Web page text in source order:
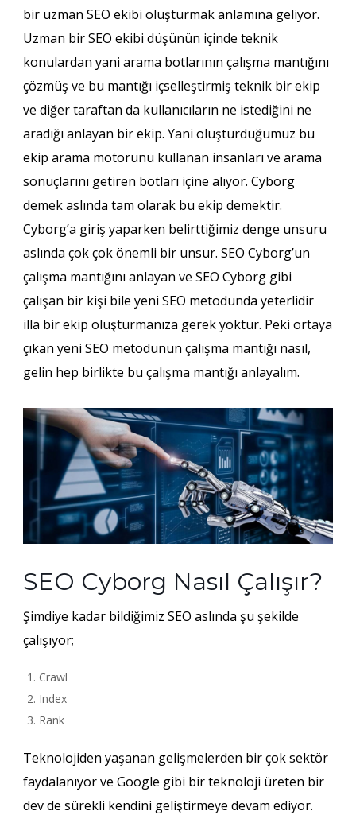
bir uzman SEO ekibi oluşturmak anlamına geliyor.
Uzman bir SEO ekibi düşünün içinde teknik
konulardan yani arama botlarının çalışma mantığını
çözmüş ve bu mantığı içselleştirmiş teknik bir ekip
ve diğer taraftan da kullanıcıların ne istediğini ne
aradığı anlayan bir ekip. Yani oluşturduğumuz bu
ekip arama motorunu kullanan insanları ve arama
sonuçlarını getiren botları içine alıyor. Cyborg
demek aslında tam olarak bu ekip demektir.
Cyborg’a giriş yaparken belirttiğimiz denge unsuru
aslında çok çok önemli bir unsur. SEO Cyborg’un
çalışma mantığını anlayan ve SEO Cyborg gibi
çalışan bir kişi bile yeni SEO metodunda yeterlidir
illa bir ekip oluşturmanıza gerek yoktur. Peki ortaya
çıkan yeni SEO metodunun çalışma mantığı nasıl,
gelin hep birlikte bu çalışma mantığı anlayalım.
SEO Cyborg Nasıl Çalışır?
Şimdiye kadar bildiğimiz SEO aslında şu şekilde
çalışıyor;
Crawl
Index
Rank
Teknolojiden yaşanan gelişmelerden bir çok sektör
faydalanıyor ve Google gibi bir teknoloji üreten bir
dev de sürekli kendini geliştirmeye devam ediyor.